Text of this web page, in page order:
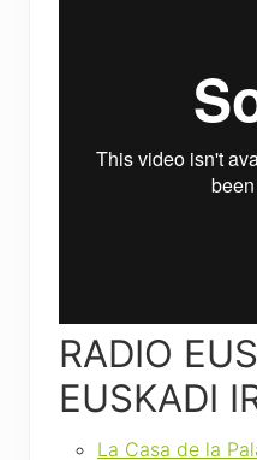
RADIO
EUSKADI
La Casa de la